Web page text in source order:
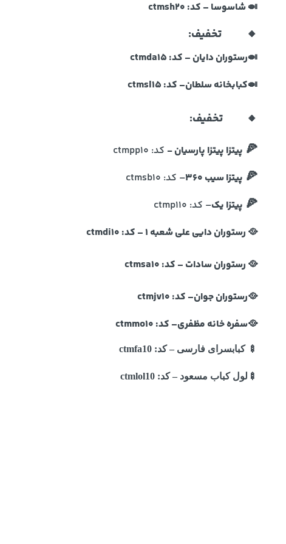
🍛 شاسوسا – کد: ctmsh20
🔸
🍛رستوران دایان – کد: ctmda15
🍛کبابخانه سلطان– کد: ctmsl15
🔸
🍕 پیتزا پیتزا پارسیان - کد: ctmpp10
🍕 پیتزا سیب 360 – کد: ctmsb10
🍕 پیتزا یک– کد: ctmp110
🥘 رستوران دایی علی شعبه 1 – کد: ctmdi10
🥘 رستوران سادات – کد: ctmsa10
🥘رستوران جوان– کد: ctmjv10
🥘سفره خانه مظفری– کد: ctmmo10
🍢 کبابسرای فارسی – کد:ctmfa10
🍢 لول کباب مسعود – کد:ctmlol10